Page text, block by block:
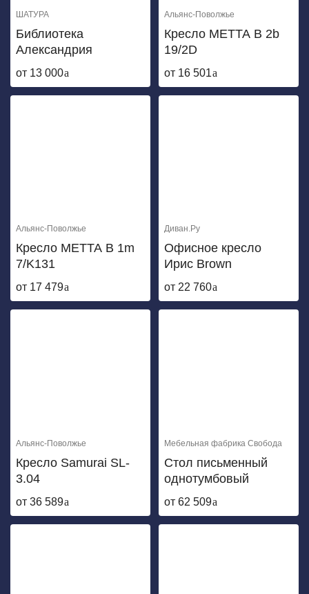
ШАТУРА
Библиотека
Александрия
от 13 000
Альянс-Поволжье
Кресло МЕТТА B 2b
19/2D
от 16 501
Альянс-Поволжье
Кресло МЕТТА B 1m
7/K131
от 17 479
Диван.Ру
Офисное кресло
Ирис Brown
от 22 760
Альянс-Поволжье
Кресло Samurai SL-
3.04
от 36 589
Мебельная фабрика Свобода
Стол письменный
однотумбовый
от 62 509